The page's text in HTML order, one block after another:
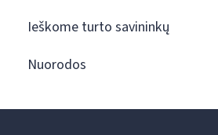
Ieškome turto savininkų
Nuorodos